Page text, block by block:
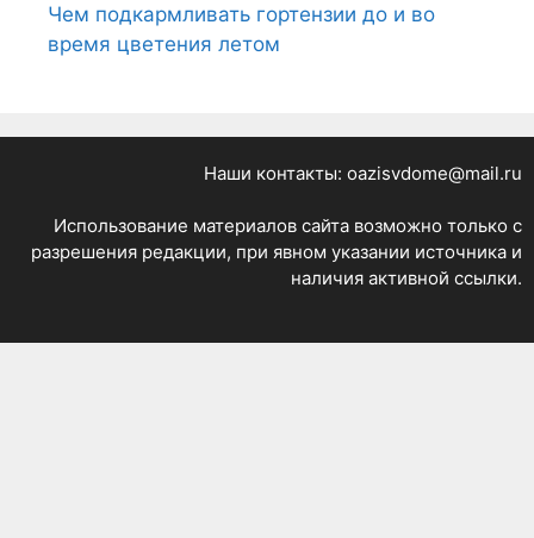
Чем подкармливать гортензии до и во
время цветения летом
Наши контакты: oazisvdome@mail.ru
Использование материалов сайта возможно только с
разрешения редакции, при явном указании источника и
наличия активной ссылки.